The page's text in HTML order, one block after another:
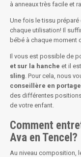
à anneaux très facile et
Une fois le tissu préparé
chaque utilisation! Il
bébé à chaque moment
Il vous est possible de
et sur la hanche et il
sling. Pour cela, nous
conseillère en
des différentes
de votre enfant.
Comment
Ava en Tencel?
Au niveau composition,